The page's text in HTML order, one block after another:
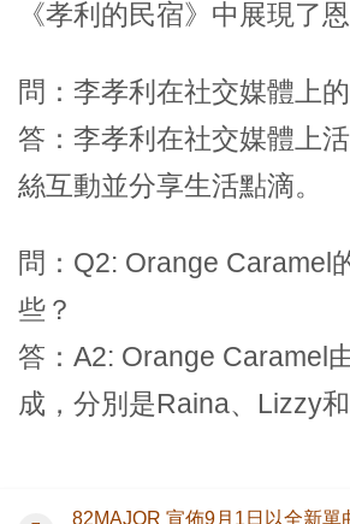
《孝利的民宿》中展現了
問：李孝利在社交媒體上
答：李孝利在社交媒體上
絲互動並分享生活點滴。
問：Q2: Orange Caramel
些？
答：A2: Orange Caramel
成，分別是Raina、Lizzy和
82MAJOR 宣佈9月1日以全新單